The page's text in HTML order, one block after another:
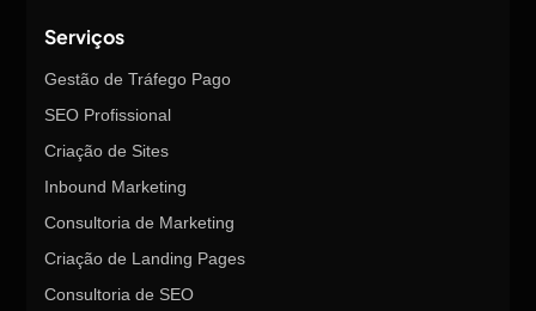
Serviços
Gestão de Tráfego Pago
SEO Profissional
Criação de Sites
Inbound Marketing
Consultoria de Marketing
Criação de Landing Pages
Consultoria de SEO